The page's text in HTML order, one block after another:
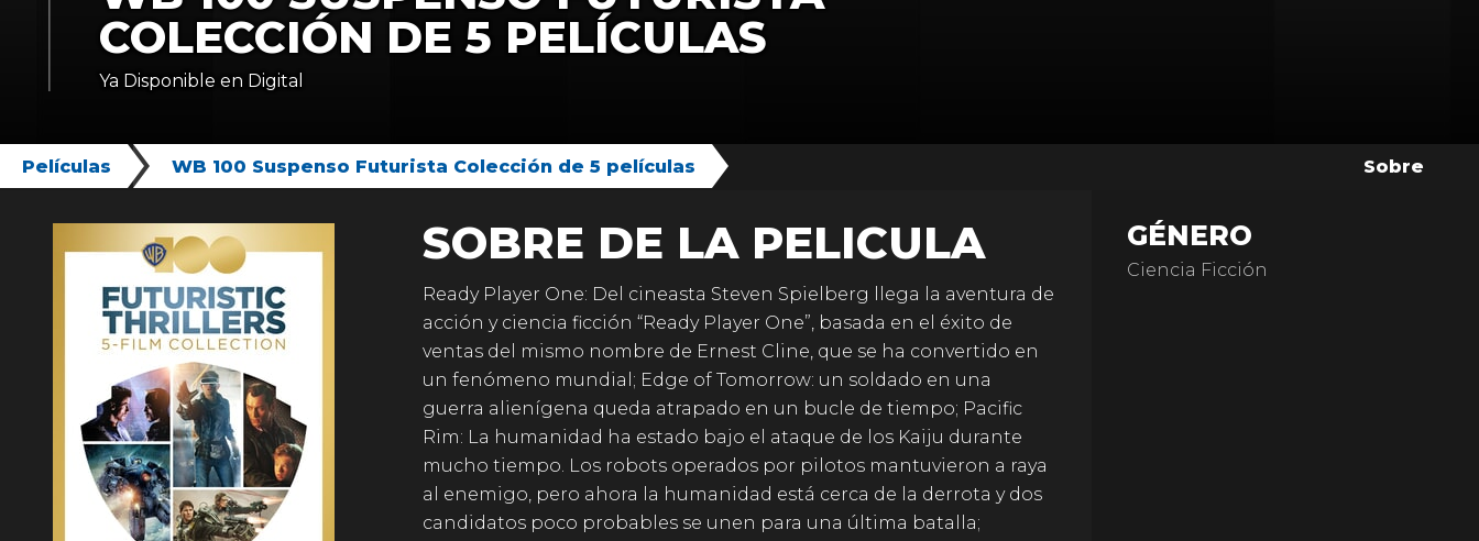
HBO Max
COLECCIÓN DE 5 PELÍCULAS
Ya Disponible en Digital
Películas WB 100 Suspenso Futurista Colección de 5 películas Sobre
SOBRE DE LA PELICULA
Ready Player One: Del cineasta Steven Spielberg llega la aventura de
acción y ciencia ficción “Ready Player One”, basada en el éxito de
ventas del mismo nombre de Ernest Cline, que se ha convertido en
un fenómeno mundial; Edge of Tomorrow: un soldado en una
guerra alienígena queda atrapado en un bucle de tiempo; Pacific
Rim: La humanidad ha estado bajo el ataque de los Kaiju durante
mucho tiempo. Los robots operados por pilotos mantuvieron a raya
al enemigo, pero ahora la humanidad está cerca de la derrota y dos
candidatos poco probables se unen para una última batalla;
GÉNERO
Ciencia Ficción